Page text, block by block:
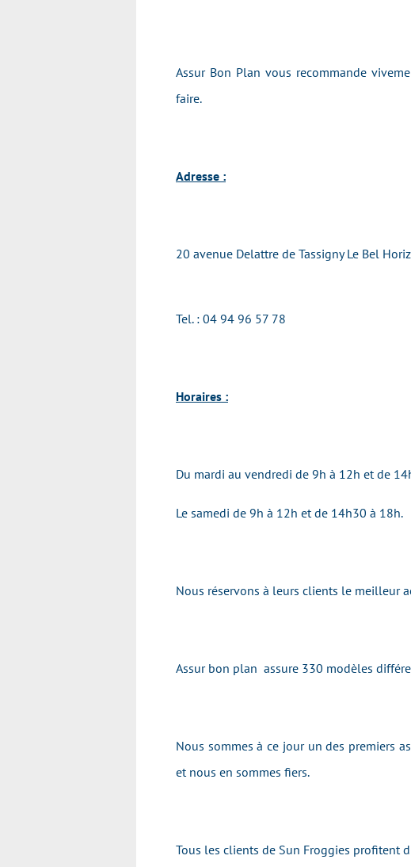
Assur Bon Plan vous recommande
faire.
Adresse :
20 avenue Delattre de Tassigny Le Bel
Tel. : 04 94 96 57 78
Horaires :
Du mardi au vendredi de 9h à 12h et de
Le samedi de 9h à 12h et de 14h30 à 18h.
Nous réservons à leurs clients le meilleur
Assur bon plan assure 330 modèles
Nous sommes à ce jour un des premiers
et nous en sommes fiers.
Tous les clients de Sun Froggies profitent